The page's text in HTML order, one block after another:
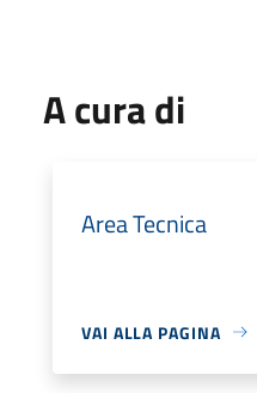
A cura di
Area Tecnica
VAI ALLA PAGINA